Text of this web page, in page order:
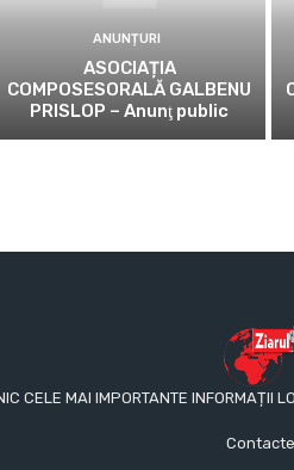
ANUNȚURI
ASOCIAȚIA
COMPOSESORALĂ GALBENU
PRISLOP – Anunţ public
CELE MAI IMPORTANTE INFORMAȚII